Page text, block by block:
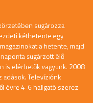
sugározza
kéthetente egy
a hetente, majd
sugárzott élő
is elérhetők vagyunk. 2008
Televíziónk
évre 4-6 hallgató szerez